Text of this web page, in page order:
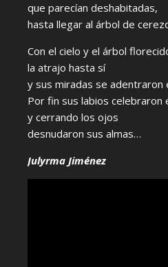
que parecían deshabitadas,
hasta llegar al árbol de
Con el cielo y el árbol
la atrajo hasta sí
y sus miradas se adentraron
Por fin sus labios celebraron
y cerrando los ojos
desnudaron sus almas…
Julyrma Jiménez